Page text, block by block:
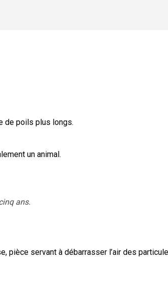
de poils plus longs.
un animal.
ans.
pièce servant à débarrasser l’air des